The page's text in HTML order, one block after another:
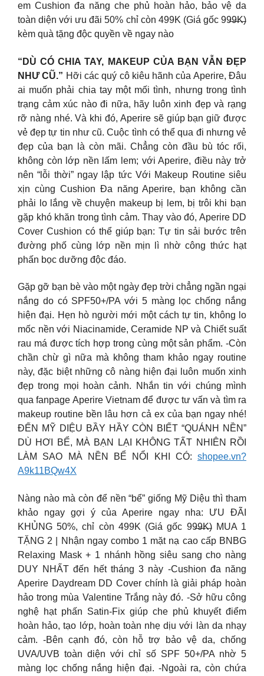
em Cushion đa năng che phủ hoàn hảo, bảo vệ da
toàn diện với ưu đãi 50% chỉ còn 499K (Giá gốc 99̶9̶̶̶K̶)
kèm quà tặng độc quyền về ngay nào
“DÙ CÓ CHIA TAY, MAKEUP CỦA BẠN VẪN ĐẸP
NHƯ CŨ.” Hỡi các quý cô kiêu hãnh của Aperire, Đâu
ai muốn phải chia tay một mối tình, nhưng trong tình
trạng cảm xúc nào đi nữa, hãy luôn xinh đẹp và rạng
rỡ nàng nhé. Và khi đó, Aperire sẽ giúp bạn giữ được
vẻ đẹp tự tin như cũ. Cuộc tình có thể qua đi nhưng vẻ
đẹp của bạn là còn mãi. Chẳng còn đầu bù tóc rối,
không còn lớp nền lấm lem; với Aperire, điều này trở
nên “lỗi thời” ngay lập tức Với Makeup Routine siêu
xịn cùng Cushion Đa năng Aperire, bạn không cần
phải lo lắng về chuyện makeup bị lem, bị trôi khi bạn
gặp khó khăn trong tình cảm. Thay vào đó, Aperire DD
Cover Cushion có thể giúp bạn: Tự tin sải bước trên
đường phố cùng lớp nền mịn lì nhờ công thức hạt
phấn bọc dưỡng độc đáo.
Gặp gỡ bạn bè vào một ngày đẹp trời chẳng ngần ngại
nắng do có SPF50+/PA với 5 màng lọc chống nắng
hiện đại. Hẹn hò người mới một cách tự tin, không lo
mốc nền với Niacinamide, Ceramide NP và Chiết suất
rau má được tích hợp trong cùng một sản phẩm. -Còn
chần chừ gì nữa mà không tham khảo ngay routine
này, đặc biệt những cô nàng hiện đại luôn muốn xinh
đẹp trong mọi hoàn cảnh. Nhắn tin với chúng mình
qua fanpage Aperire Vietnam để được tư vấn và tìm ra
makeup routine bền lâu hơn cả ex của bạn ngay nhé!
ĐẾN MỸ DIỆU BẦY HẦY CÒN BIẾT “QUÁNH NỀN”
DÙ HƠI BỂ, MÀ BẠN LẠI KHÔNG TẤT NHIÊN RỒI
LÀM SAO MÀ NỀN BỂ NỔI KHI CÓ: shopee.vn?
A9k11BQw4X
Nàng nào mà còn để nền “bể” giống Mỹ Diệu thì tham
khảo ngay gợi ý của Aperire ngay nha: ƯU ĐÃI
KHỦNG 50%, chỉ còn 499K (Giá gốc 99̶9̶̶̶K̶) MUA 1
TẶNG 2 | Nhận ngay combo 1 mặt nạ cao cấp BNBG
Relaxing Mask + 1 nhánh hồng siêu sang cho nàng
DUY NHẤT đến hết tháng 3 này -Cushion đa năng
Aperire Daydream DD Cover chính là giải pháp hoàn
hảo trong mùa Valentine Trắng này đó. -Sở hữu công
nghệ hạt phấn Satin-Fix giúp che phủ khuyết điểm
hoàn hảo, tạo lớp, hoàn toàn nhẹ dịu với làn da nhạy
cảm. -Bên cạnh đó, còn hỗ trợ bảo vệ da, chống
UVA/UVB toàn diện với chỉ số SPF 50+/PA nhờ 5
màng lọc chống nắng hiện đại. -Ngoài ra, còn chứa